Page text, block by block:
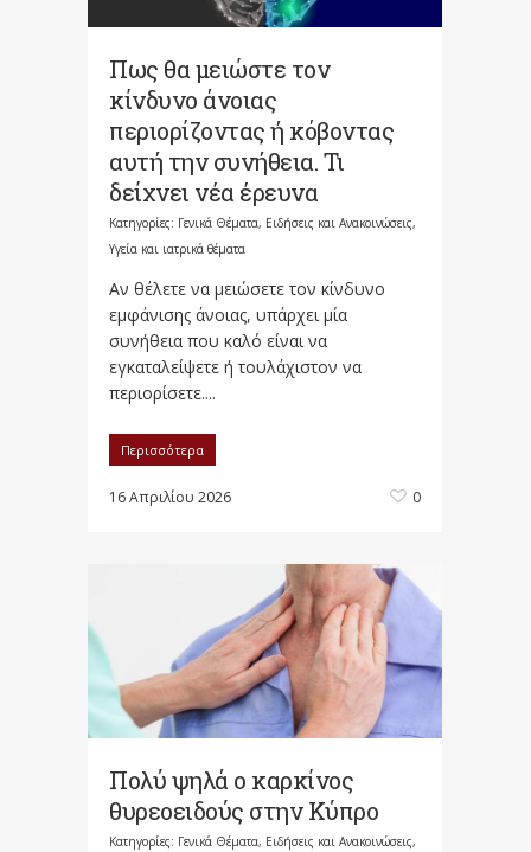
Πως θα μειώστε τον
κίνδυνο άνοιας
περιορίζοντας ή κόβοντας
αυτή την συνήθεια. Τι
δείχνει νέα έρευνα
Κατηγορίες: Γενικά Θέματα, Ειδήσεις και Ανακοινώσεις,
Υγεία και ιατρικά θέματα
Αν θέλετε να μειώσετε τον κίνδυνο
εμφάνισης άνοιας, υπάρχει μία
συνήθεια που καλό είναι να
εγκαταλείψετε ή τουλάχιστον να
περιορίσετε....
Περισσότερα
16 Απριλίου 2026 0
Πολύ ψηλά ο καρκίνος
θυρεοειδούς στην Κύπρο
Κατηγορίες: Γενικά Θέματα, Ειδήσεις και Ανακοινώσεις,